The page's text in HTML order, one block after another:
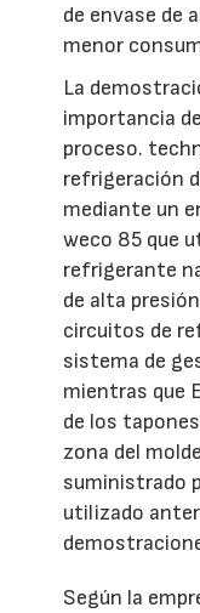
de envase de
menor
La
importancia
proceso.
refrigeración
mediante un
weco 85 que
refrigerante
de alta
circuitos de
sistema de
mientras que
de los
zona del
suministrado
utilizado
Según la